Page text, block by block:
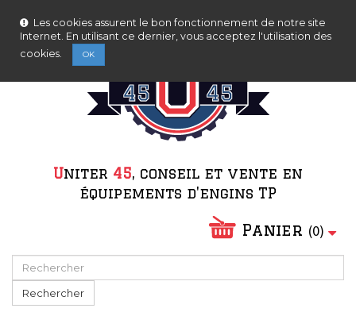
Uniter 45, conseil et vente en
équipements d'engins TP
Panier (0)
Rechercher
Les cookies assurent le bon fonctionnement de notre site
Internet. En utilisant ce dernier, vous acceptez l'utilisation des
cookies.
OK
au 23/08/2026.
Ne plus afficher ce message